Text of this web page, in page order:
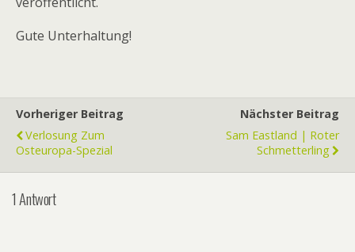
Gute Unterhaltung!
Vorheriger Beitrag
Verlosung Zum
Osteuropa-Spezial
Nächster Beitrag
Sam Eastland | Roter
Schmetterling
1 Antwort